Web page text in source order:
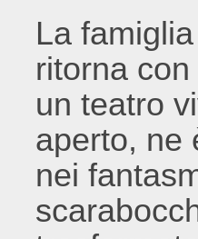
La
ritorna
un teatro
aperto, ne
nei